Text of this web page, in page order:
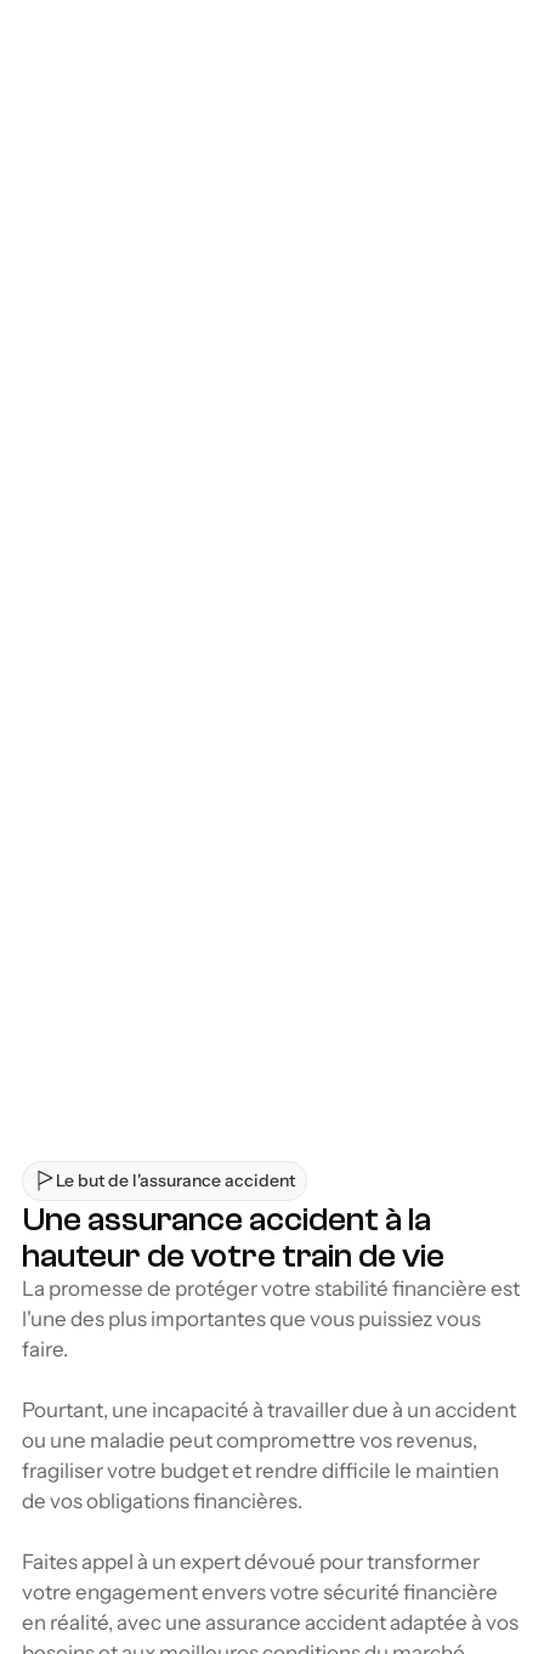
Le but de l'assurance accident
Une assurance accident à la
hauteur de votre train de vie
La promesse de protéger votre stabilité financière est
l'une des plus importantes que vous puissiez vous
faire.
Pourtant, une incapacité à travailler due à un accident
ou une maladie peut compromettre vos revenus,
fragiliser votre budget et rendre difficile le maintien
de vos obligations financières.
Faites appel à un expert dévoué pour transformer
votre engagement envers votre sécurité financière
en réalité, avec une assurance accident adaptée à vos